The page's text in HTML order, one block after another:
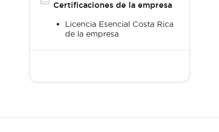
Certificaciones de la empresa
Licencia Esencial Costa Rica
de la empresa